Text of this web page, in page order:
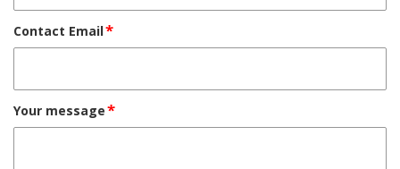
Contact Email*
Your message*